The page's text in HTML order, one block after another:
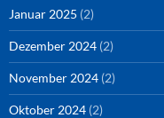
Januar 2025 (2)
Dezember 2024 (2)
November 2024 (2)
Oktober 2024 (2)